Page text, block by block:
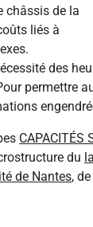
châssis de la
liés à
des
permettre
CAPACITÉS
du
de Nantes, de